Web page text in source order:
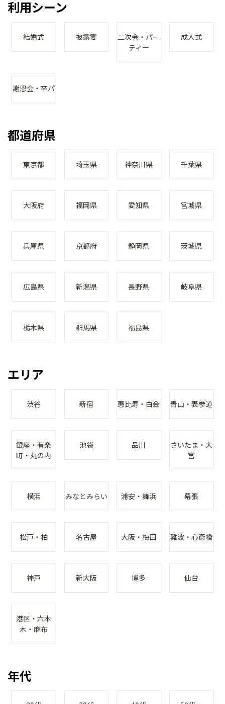
利用シーン
結婚式 披露宴
二次会・パー
ティー
成人式
謝恩会・卒パ
都道府県
東京都 埼玉県 神奈川県 千葉県
大阪府 福岡県 愛知県 宮城県
兵庫県 京都府 静岡県 茨城県
広島県 新潟県 長野県 岐阜県
栃木県 群馬県 福島県
エリア
渋谷 新宿 恵比寿・白金 青山・表参道
銀座・有楽
町・丸の内
池袋 品川
さいたま・大
宮
横浜 みなとみらい 浦安・舞浜 幕張
松戸・柏 名古屋 大阪・梅田 難波・心斎橋
神戸 新大阪 博多 仙台
港区・六本
木・麻布
年代